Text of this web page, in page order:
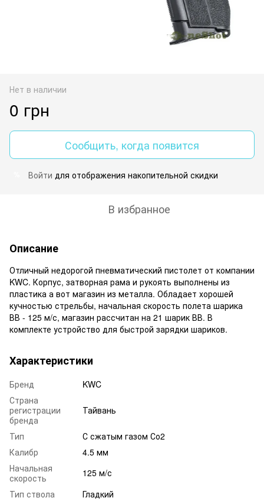
Нет в наличии
0 грн
Сообщить, когда появится
Войти для отображения накопительной скидки
В избранное
Описание
Отличный недорогой пневматический пистолет от компании
KWC. Корпус, затворная рама и рукоять выполнены из
пластика а вот магазин из металла. Обладает хорошей
кучностью стрельбы, начальная скорость полета шарика
ВВ - 125 м/с, магазин рассчитан на 21 шарик ВВ. В
комплекте устройство для быстрой зарядки шариков.
Характеристики
Бренд
KWC
Страна
регистрации
бренда
Тайвань
Тип
С сжатым газом Со2
Калибр
4.5 мм
Начальная
скорость
125 м/с
Тип ствола
Гладкий